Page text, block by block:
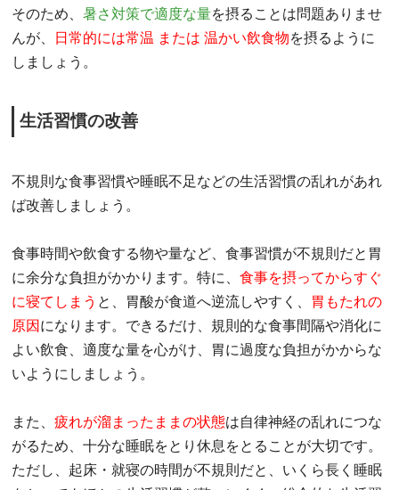
そのため、 暑さ対策で適度な量を摂ることは問題ありませ
んが、
日常的には常温 または 温かい飲食物を摂るように
しましょう。
生活習慣の改善
不規則な食事習慣や睡眠不足などの生活習慣の乱れがあれ
ば改善しましょう。
食事時間や飲食する物や量など、食事習慣が不規則だと胃
に余分な負担がかかります。特に、 食事を摂ってからすぐ
に寝てしまう と、胃酸が食道へ逆流しやすく、
胃もたれの
原因 になります。できるだけ、規則的な食事間隔や消化に
よい飲食、適度な量を心がけ、胃に過度な負担がかからな
いようにしましょう。
また、 疲れが溜まったままの状態は自律神経の乱れにつな
がるため、十分な睡眠をとり休息をとることが大切です。
ただし、起床・就寝の時間が不規則だと、いくら長く睡眠